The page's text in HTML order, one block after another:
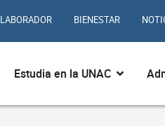
BIENESTAR
¿Quiénes somos?
Estudia en la UNAC Abrir